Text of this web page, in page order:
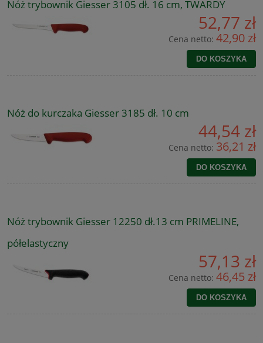
Nóż trybownik Giesser 3105 dł. 16 cm, TWARDY
52,77 zł
Cena netto: 42,90 zł
DO KOSZYKA
Nóż do kurczaka Giesser 3185 dł. 10 cm
44,54 zł
Cena netto: 36,21 zł
DO KOSZYKA
Nóż trybownik Giesser 12250 dł.13 cm PRIMELINE,
półelastyczny
57,13 zł
Cena netto: 46,45 zł
DO KOSZYKA